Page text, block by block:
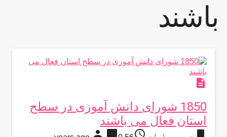
باشند
description
1850 شورای دانش آموزی در سطح
استان فعال می باشند
bookmark
access_time
person chat_bubble